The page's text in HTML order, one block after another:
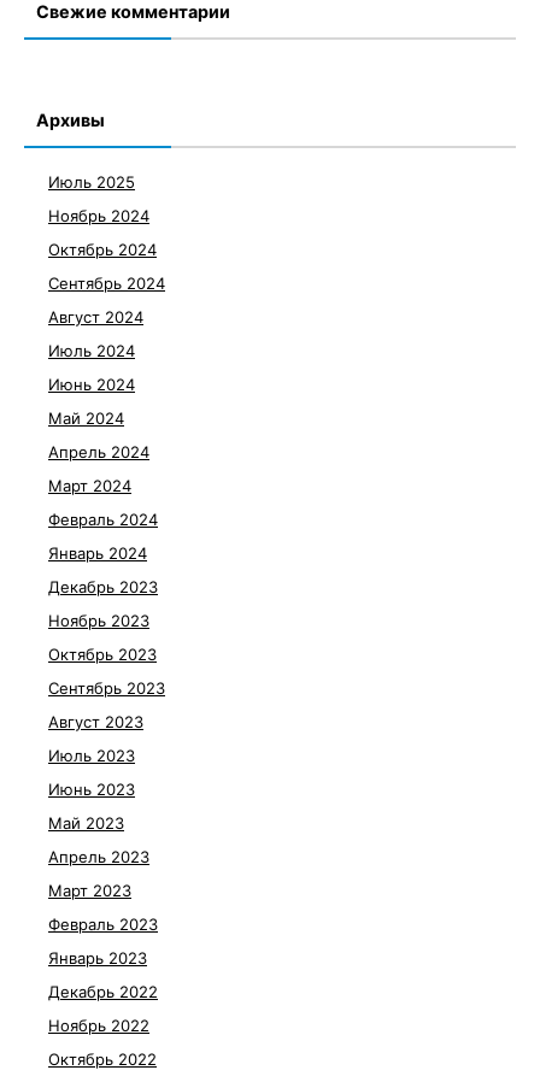
Свежие комментарии
Архивы
Июль 2025
Ноябрь 2024
Октябрь 2024
Сентябрь 2024
Август 2024
Июль 2024
Июнь 2024
Май 2024
Апрель 2024
Март 2024
Февраль 2024
Январь 2024
Декабрь 2023
Ноябрь 2023
Октябрь 2023
Сентябрь 2023
Август 2023
Июль 2023
Июнь 2023
Май 2023
Апрель 2023
Март 2023
Февраль 2023
Январь 2023
Декабрь 2022
Ноябрь 2022
Октябрь 2022